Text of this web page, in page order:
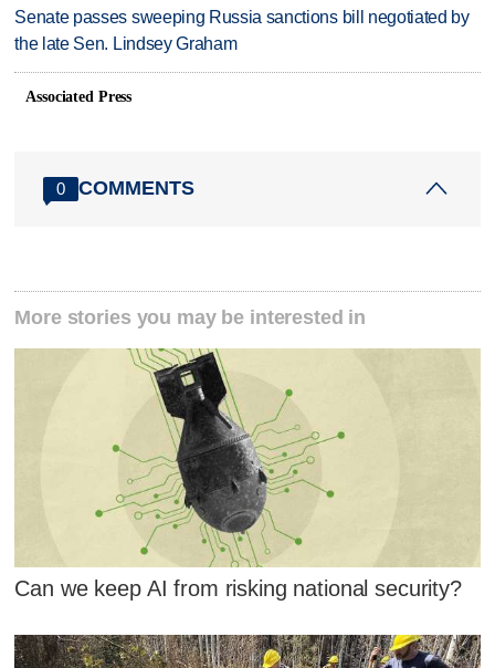
Senate passes sweeping Russia sanctions bill negotiated by
the late Sen. Lindsey Graham
Associated Press
0 COMMENTS
More stories you may be interested in
Can we keep AI from risking national security?